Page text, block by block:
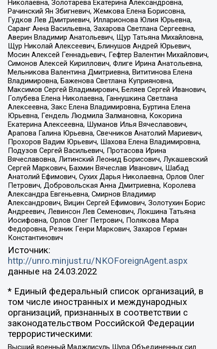
Николаевна, Золотарева Екатерина Александровна,
Рачинский Ян Збигневич, Жемкова Елена Борисовна,
Гудков Лев Дмитриевич, Илларионова Юлия Юрьевна,
Саранг Анна Васильевна, Захарова Светлана Сергеевна,
Аверин Владимир Анатольевич, Щур Татьяна Михайловна,
Щур Николай Алексеевич, Блинушов Андрей Юрьевич,
Мосин Алексей Геннадьевич, Гефтер Валентин Михайлович,
Симонов Алексей Кириллович, Флиге Ирина Анатольевна,
Мельникова Валентина Дмитриевна, Вититинова Елена
Владимировна, Баженова Светлана Куприяновна,
Максимов Сергей Владимирович, Беляев Сергей Иванович,
Голубева Елена Николаевна, Ганнушкина Светлана
Алексеевна, Закс Елена Владимировна, Буртина Елена
Юрьевна, Гендель Людмила Залмановна, Кокорина
Екатерина Алексеевна, Шуманов Илья Вячеславович,
Арапова Галина Юрьевна, Свечников Анатолий Мариевич,
Прохоров Вадим Юрьевич, Шахова Елена Владимировна,
Подузов Сергей Васильевич, Протасова Ирина
Вячеславовна, Литинский Леонид Борисович, Лукашевский
Сергей Маркович, Бахмин Вячеслав Иванович, Шабад
Анатолий Ефимович, Сухих Дарья Николаевна, Орлов Олег
Петрович, Добровольская Анна Дмитриевна, Королева
Александра Евгеньевна, Смирнов Владимир
Александрович, Вицин Сергей Ефимович, Золотухин Борис
Андреевич, Левинсон Лев Семенович, Локшина Татьяна
Иосифовна, Орлов Олег Петрович, Полякова Мара
Федоровна, Резник Генри Маркович, Захаров Герман
Константинович
Источник:
http://unro.minjust.ru/NKOForeignAgent.aspx
данные на 24.03.2022
* Единый федеральный список организаций, в
том числе иностранных и международных
организаций, признанных в соответствии с
законодательством Российской Федерации
террористическими:
Высший военный Маджлисуль Шура Объединенных сил